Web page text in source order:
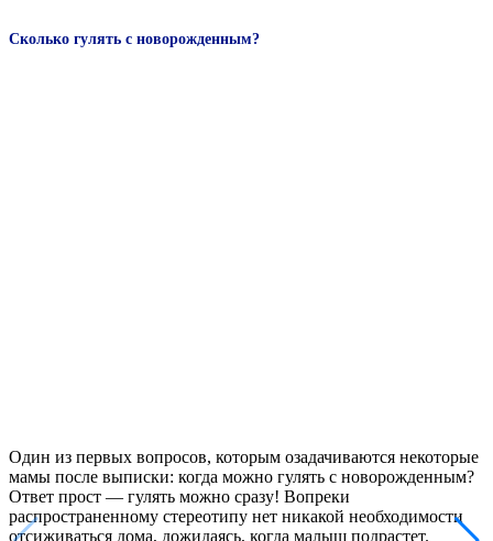
Сколько гулять с новорожденным?
Один из первых вопросов, которым озадачиваются некоторые
мамы после выписки: когда можно гулять с новорожденным?
Ответ прост — гулять можно сразу! Вопреки
распространенному стереотипу нет никакой необходимости
отсиживаться дома, дожидаясь, когда малыш подрастет.